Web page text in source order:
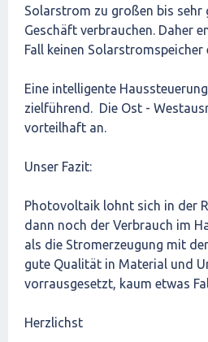
Solarstrom zu großen bis sehr
Geschäft verbrauchen. Daher
Fall keinen Solarstromspeicher
Eine intelligente
zielführend. Die Ost -
vorteilhaft an.
Unser Fazit:
Photovoltaik lohnt sich in der
dann noch der Verbrauch im
als die Stromerzeugung mit
gute Qualität in Material und
vorrausgesetzt, kaum etwas
Herzlichst